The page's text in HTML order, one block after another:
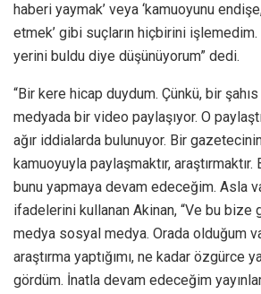
haberi yaymak’ veya ‘kamuoyunu
etmek’ gibi suçların hiçbirini işlemedim.
yerini buldu diye düşünüyorum” dedi.
“Bir kere hicap duydum. Çünkü, bir şahıs
medyada bir video paylaşıyor. O
ağır iddialarda bulunuyor. Bir
kamuoyuyla paylaşmaktır, araştırmaktır.
bunu yapmaya devam edeceğim. Asla
ifadelerini kullanan Akinan, “Ve bu
medya sosyal medya. Orada olduğum
araştırma yaptığımı, ne kadar özgürce
gördüm. İnatla devam edeceğim